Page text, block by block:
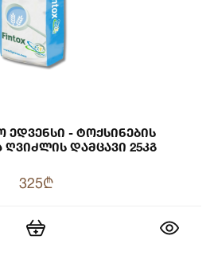
Ედვენსი - Ტოქსინების
Დამცავი 25კგ
325₾